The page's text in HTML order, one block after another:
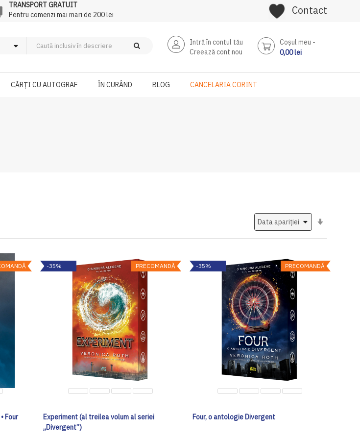
TRANSPORT GRATUIT
Pentru comenzi mai mari de 200 lei
Contact
Intră în contul tău
Creează cont nou
Coşul meu
0,00 lei
CĂRȚI CU AUTOGRAF ÎN CURÂND BLOG CANCELARIA CORINT
Four
PRECOMANDĂ
-35%
Experiment (al treilea volum al seriei
„Divergent”)
PRECOMANDĂ
-35%
Four, o antologie Divergent